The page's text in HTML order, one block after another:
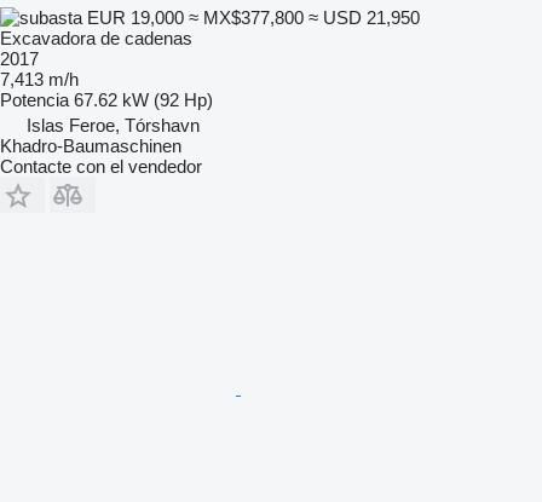
EUR 19,000 ≈ MX$377,800 ≈ USD 21,950
Excavadora de cadenas
2017
7,413 m/h
Potencia 67.62 kW (92 Hp)
Islas Feroe, Tórshavn
Khadro-Baumaschinen
Contacte con el vendedor